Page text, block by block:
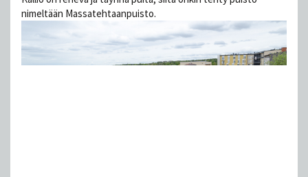
nimeltään Massatehtaanpuisto.